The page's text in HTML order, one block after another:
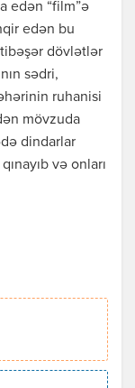
edən “film”ə
edən bu
dövlətlər
sədri,
ruhanisi
mövzuda
dindarlar
və onları